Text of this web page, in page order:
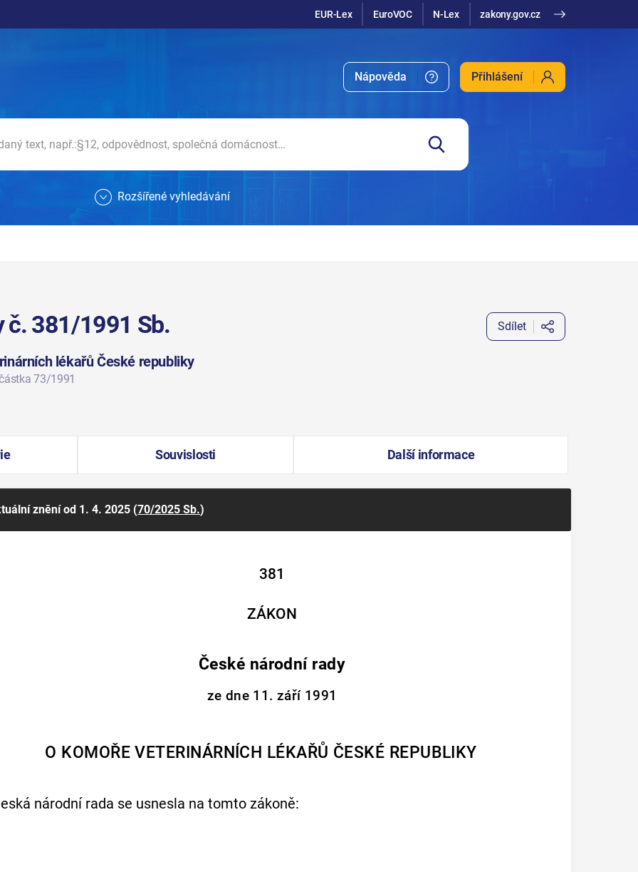
EUR-Lex EuroVOC N-Lex zakony.gov.cz
Nápověda Přihlášení
Rozšířené vyhledávání
č. 381/1991 Sb.
lékařů České republiky
73/1991
Sdílet
Souvislosti Další informace
zněníod 1. 4. 2025 (70/2025 Sb.)
381
ZÁKON
České národní rady
ze dne 11. září 1991
O KOMOŘE VETERINÁRNÍCH LÉKAŘŮ ČESKÉ REPUBLIKY
národní rada se usnesla na tomto zákoně: